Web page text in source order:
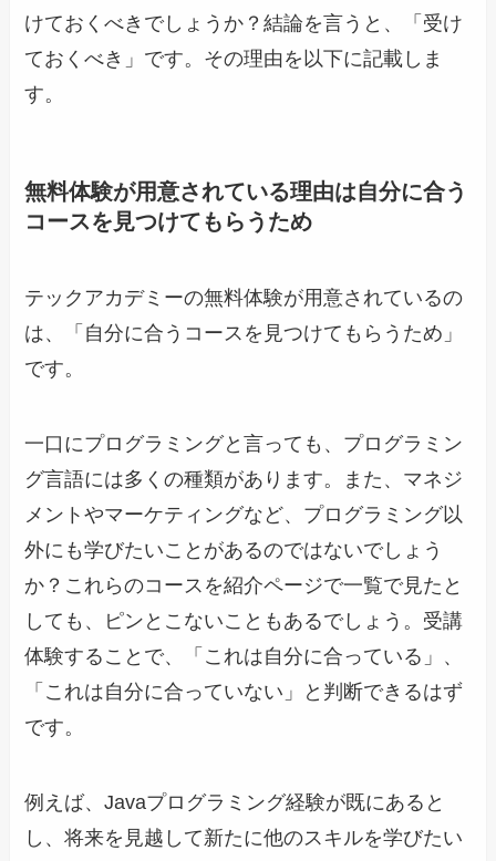
けておくべきでしょうか？結論を言うと、「受け
ておくべき」です。その理由を以下に記載しま
す。
無料体験が用意されている理由は自分に合う
コースを見つけてもらうため
テックアカデミーの無料体験が用意されているの
は、「自分に合うコースを見つけてもらうため」
です。
一口にプログラミングと言っても、プログラミン
グ言語には多くの種類があります。また、マネジ
メントやマーケティングなど、プログラミング以
外にも学びたいことがあるのではないでしょう
か？これらのコースを紹介ページで一覧で見たと
しても、ピンとこないこともあるでしょう。受講
体験することで、「これは自分に合っている」、
「これは自分に合っていない」と判断できるはず
です。
例えば、Javaプログラミング経験が既にあると
し、将来を見越して新たに他のスキルを学びたい